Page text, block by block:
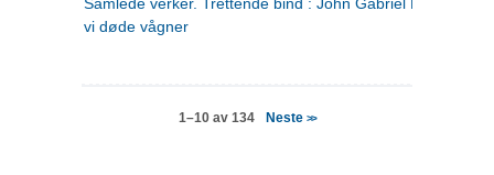
Samlede verker. Trettende bind : John Gabriel Borkman ;
vi døde vågner
1–10 av 134 Neste >>